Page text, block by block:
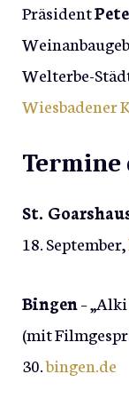
Präsident
Welterbe-
Wiesbadener
Termine
St.
18. September,
Bingen–
(mit
30.bingen.de